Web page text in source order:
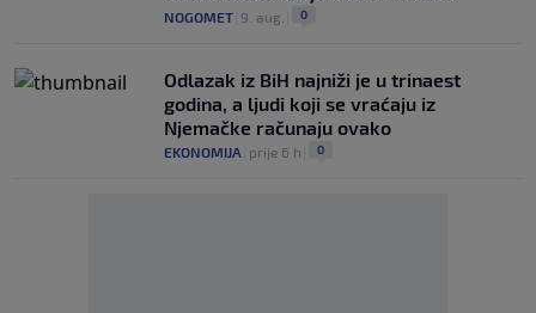
NOGOMET 9. aug. 0
Odlazak iz BiH najniži je u trinaest
godina, a ljudi koji se vraćaju iz
Njemačke računaju ovako
EKONOMIJA prije 6 h 0